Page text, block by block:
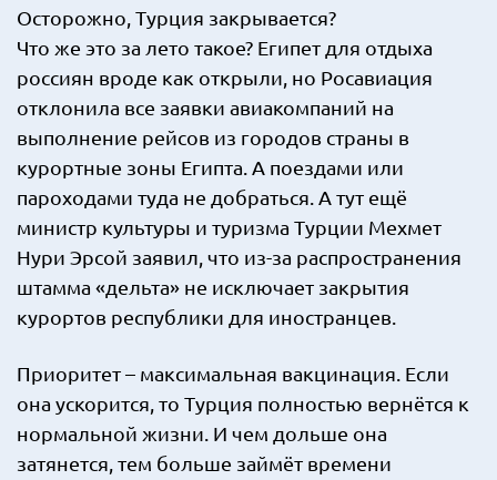
Осторожно, Турция закрывается?
Что же это за лето такое? Египет для отдыха
россиян вроде как открыли, но Росавиация
отклонила все заявки авиакомпаний на
выполнение рейсов из городов страны в
курортные зоны Египта. А поездами или
пароходами туда не добраться. А тут ещё
министр культуры и туризма Турции Мехмет
Нури Эрсой заявил, что из-за распространения
штамма «дельта» не исключает закрытия
курортов республики для иностранцев.
Приоритет – максимальная вакцинация. Если
она ускорится, то Турция полностью вернётся к
нормальной жизни. И чем дольше она
затянется, тем больше займёт времени